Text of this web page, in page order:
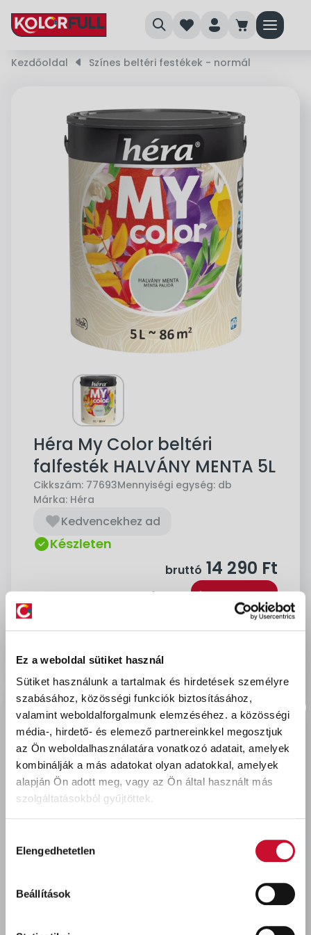
Ez a weboldal sütiket használ
Sütiket használunk a tartalmak és hirdetések személyre
szabásához, közösségi funkciók biztosításához,
valamint weboldalforgalmunk elemzéséhez. a közösségi
média-, hirdető- és elemező partnereinkkel megosztjuk
az Ön weboldalhasználatára vonatkozó adatait, amelyek
kombinálják a más adatokat olyan adatokkal, amelyek
alapján Ön adott meg, vagy az Ön által használt más
szolgáltatásokból gyűjtöttek.
kiválasztása
Elengedhetetlen
Beállítások
search heart person cart menu
Kezdőoldal right_small Színes beltéri festékek - normál
Héra My Color beltéri
falfesték HALVÁNY MENTA 5L
Cikkszám: 77693Mennyiségi egység: db
Márka: Héra
Kedvencekhez ad
Készleten
bruttó 14 290 Ft
Kosárba
delivery Szállítási díjak:
Kiszállítás - MPL csomagfeladás:
Utoljára megtekintett termékek